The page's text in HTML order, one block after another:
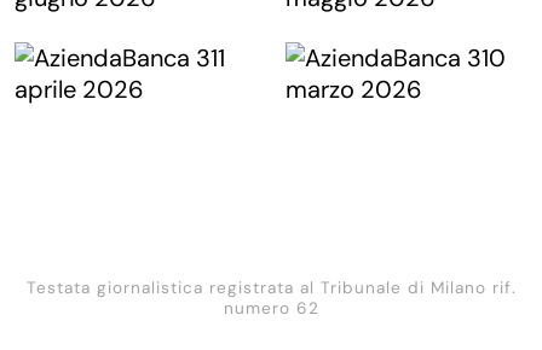
Testata giornalistica registrata al Tribunale di Milano rif.
numero 62